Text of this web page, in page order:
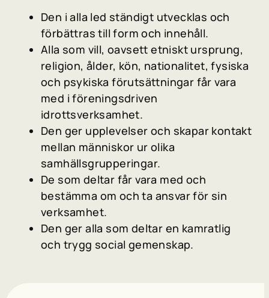
Den i alla led ständigt utvecklas och
förbättras till form och innehåll.
Alla som vill, oavsett etniskt ursprung,
religion, ålder, kön, nationalitet, fysiska
och psykiska förutsättningar får vara
med i föreningsdriven
idrottsverksamhet.
Den ger upplevelser och skapar kontakt
mellan människor ur olika
samhällsgrupperingar.
De som deltar får vara med och
bestämma om och ta ansvar för sin
verksamhet.
Den ger alla som deltar en kamratlig
och trygg social gemenskap.